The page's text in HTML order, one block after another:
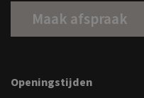
Maak afspraak
Openingstijden